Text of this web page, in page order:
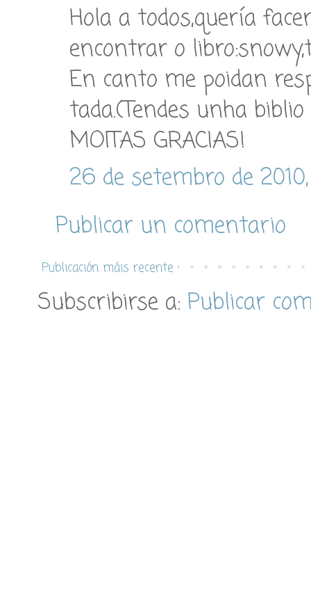
Hola a todos,quería
encontrar o
En canto me poidan
tada.(Tendes unha
MOITAS GRACIAS!
26 de setembro de
Publicar un comentario
Publicación máis recente
Subscribirse a: Publicar